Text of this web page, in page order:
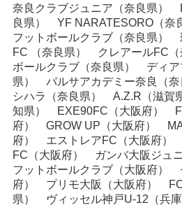
奈良クラブジュニア （奈良県）
良県） YF NARATESORO（奈
フットボールクラブ（奈良県）
FC （奈良県） クレアールFC
ボールクラブ（奈良県） ディ
県） バルサアカデミー奈良 （
シハラ
（奈良県） A.Z.R （滋
知県）
EXE90FC （大阪府）
府） GROW UP （大阪府）
府） エストレアFC （大阪府）
FC （大阪府） ガンバ大阪ジュ
フットボールクラブ（大阪府）
府） プリモ大阪 （大阪府）
県）
ヴィッセル神戸U-12 （兵